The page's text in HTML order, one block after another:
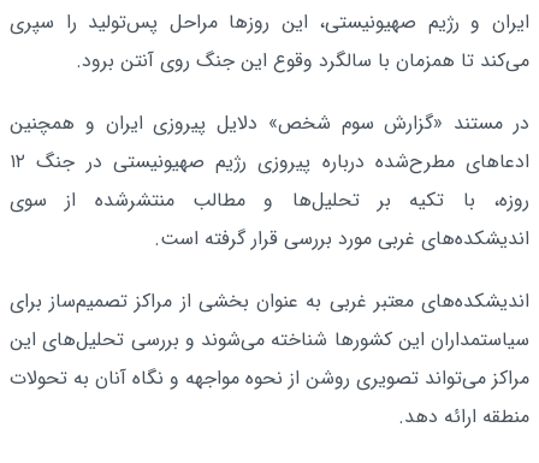
ایران و رژیم صهیونیستی، این روزها مراحل پس‌تولید را سپری
می‌کند تا همزمان با سالگرد وقوع این جنگ روی آنتن برود.
در مستند «گزارش سوم شخص» دلایل پیروزی ایران و همچنین
ادعاهای مطرح‌شده درباره پیروزی رژیم صهیونیستی در جنگ ۱۲
روزه، با تکیه بر تحلیل‌ها و مطالب منتشرشده از سوی
اندیشکده‌های غربی مورد بررسی قرار گرفته است.
اندیشکده‌های معتبر غربی به عنوان بخشی از مراکز تصمیم‌ساز برای
سیاستمداران این کشورها شناخته می‌شوند و بررسی تحلیل‌های این
مراکز می‌تواند تصویری روشن از نحوه مواجهه و نگاه آنان به تحولات
منطقه ارائه دهد.